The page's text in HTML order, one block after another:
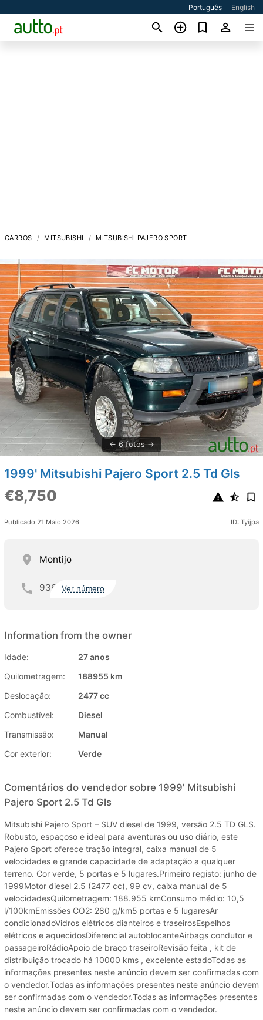
Português English
CARROS MITSUBISHI MITSUBISHI PAJERO SPORT
6 fotos
1999' Mitsubishi Pajero Sport 2.5 Td Gls
€8,750
Publicado 21 Maio 2026 ID: Tyijpa
Montijo
936 Ver número
Information from the owner
Idade:
27 anos
Quilometragem:
188955 km
Deslocação:
2477 cc
Combustível:
Diesel
Transmissão:
Manual
Cor exterior:
Verde
Comentários do vendedor sobre 1999' Mitsubishi
Pajero Sport 2.5 Td Gls
Mitsubishi Pajero Sport – SUV diesel de 1999, versão 2.5 TD GLS.
Robusto, espaçoso e ideal para aventuras ou uso diário, este
Pajero Sport oferece tração integral, caixa manual de 5
velocidades e grande capacidade de adaptação a qualquer
terreno. Cor verde, 5 portas e 5 lugares.Primeiro registo: junho de
1999Motor diesel 2.5 (2477 cc), 99 cv, caixa manual de 5
velocidadesQuilometragem: 188.955 kmConsumo médio: 10,5
l/100kmEmissões CO2: 280 g/km5 portas e 5 lugaresAr
condicionadoVidros elétricos dianteiros e traseirosEspelhos
elétricos e aquecidosDiferencial autoblocanteAirbags condutor e
passageiroRádioApoio de braço traseiroRevisão feita , kit de
distribuição trocado há 10000 kms , excelente estadoTodas as
informações presentes neste anúncio devem ser confirmadas com
o vendedor.Todas as informações presentes neste anúncio devem
ser confirmadas com o vendedor.Todas as informações presentes
neste anúncio devem ser confirmadas com o vendedor.